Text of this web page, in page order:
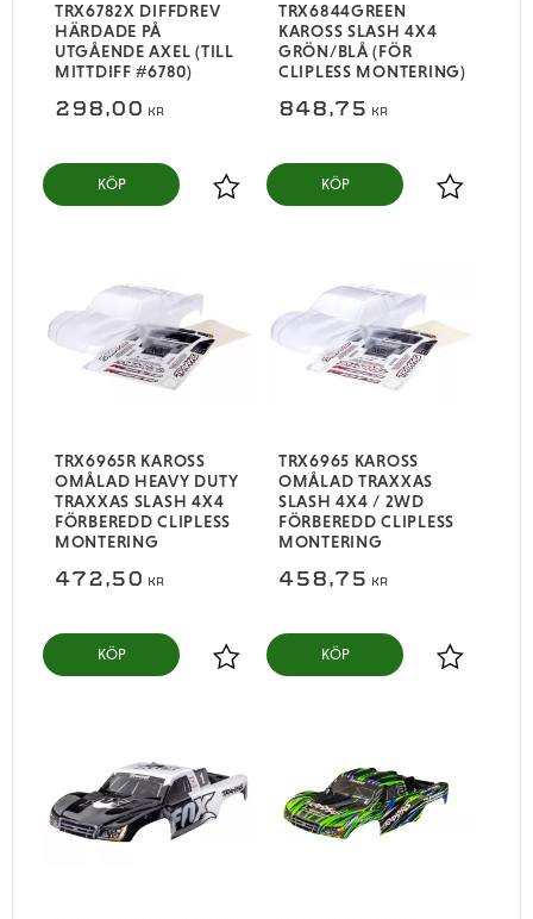
TRX6782X DIFFDREV
HÄRDADE PÅ
UTGÅENDE AXEL (TILL
MITTDIFF #6780)
298,00 KR
Lägg till i favoriter
KÖP
TRX6844GREEN
KAROSS SLASH 4X4
GRÖN/BLÅ (FÖR
CLIPLESS MONTERING)
848,75 KR
Lägg till i
KÖP
TRX6965R KAROSS
OMÅLAD HEAVY DUTY
TRAXXAS SLASH 4X4
FÖRBEREDD CLIPLESS
MONTERING
472,50 KR
Lägg till i favoriter
KÖP
TRX6965 KAROSS
OMÅLAD TRAXXAS
SLASH 4X4 / 2WD
FÖRBEREDD CLIPLESS
MONTERING
458,75 KR
Lägg till i
KÖP